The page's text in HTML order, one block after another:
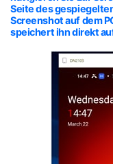
Seite des
Screenshot auf dem
speichert ihn direkt